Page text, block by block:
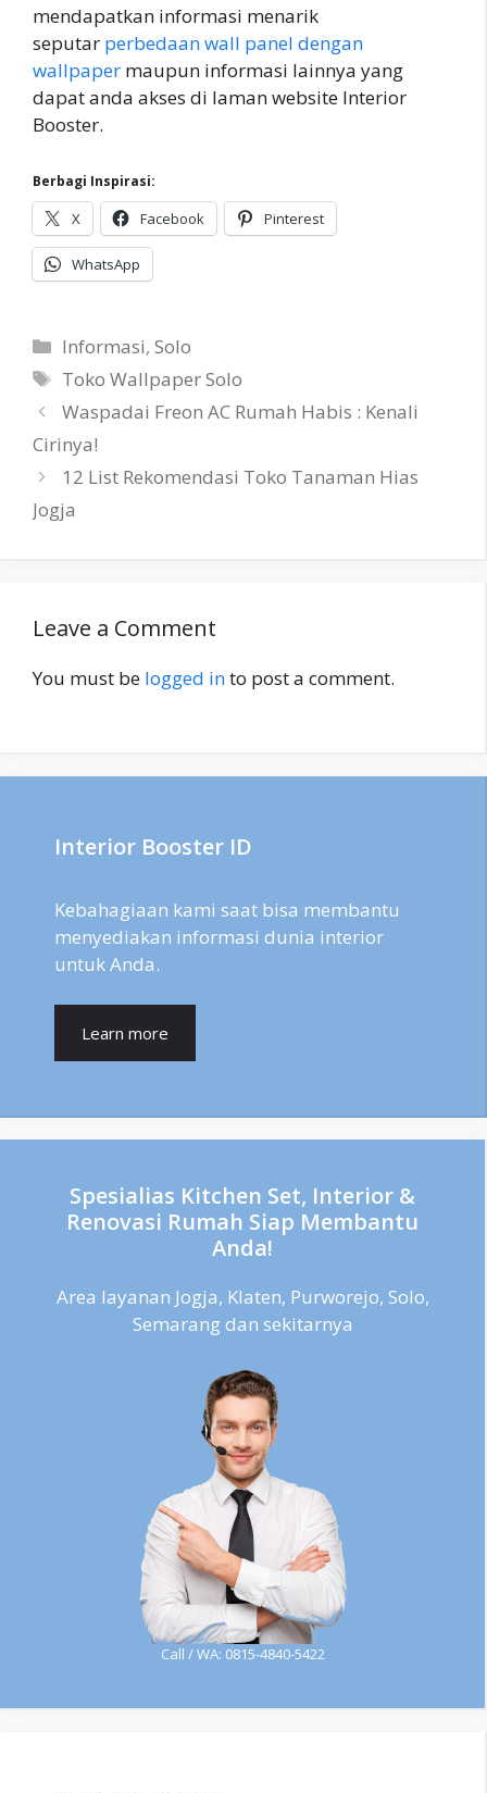
mendapatkan informasi menarik
seputar perbedaan wall panel dengan
wallpaper maupun informasi lainnya yang
dapat anda akses di laman website Interior
Booster.
Berbagi Inspirasi:
X Facebook Pinterest
WhatsApp
Categories
Informasi,Solo
Tags
Toko Wallpaper Solo
Waspadai Freon AC Rumah Habis : Kenali
Cirinya!
12 List Rekomendasi Toko Tanaman Hias
Jogja
Leave a Comment
You must be logged into post a comment.
Interior Booster ID
Kebahagiaan kami saat bisa membantu
menyediakan informasi dunia interior
untuk Anda.
Learn more
Spesialias Kitchen Set, Interior &
Renovasi Rumah Siap Membantu
Anda!
Area layanan Jogja, Klaten, Purworejo, Solo,
Semarang dan sekitarnya
Call / WA: 0815-4840-5422